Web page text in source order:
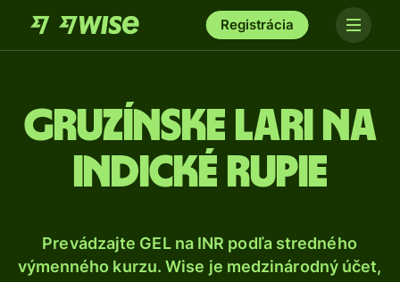
Registrácia
Gruzínske lari na
indické rupie
Prevádzajte GEL na INR podľa stredného
výmenného kurzu. Wise je medzinárodný účet,